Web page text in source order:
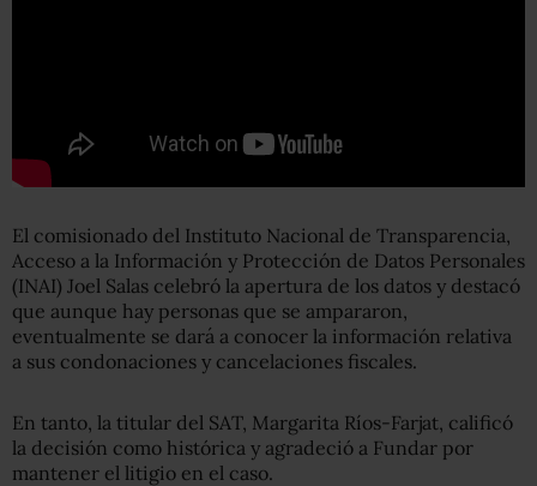
El comisionado del Instituto Nacional de Transparencia,
Acceso a la Información y Protección de Datos Personales
(INAI) Joel Salas celebró la apertura de los datos y destacó
que aunque hay personas que se ampararon,
eventualmente se dará a conocer la información relativa
a sus condonaciones y cancelaciones fiscales.
En tanto, la titular del SAT, Margarita Ríos-Farjat, calificó
la decisión como histórica y agradeció a Fundar por
mantener el litigio en el caso.